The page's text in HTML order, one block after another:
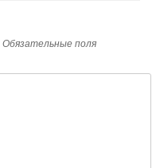
Обязательные поля